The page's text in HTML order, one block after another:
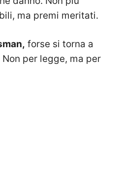
ma premi meritati.
forse si torna a
per legge, ma per